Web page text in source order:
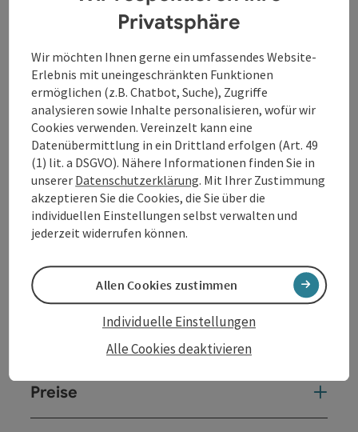
Martin Plattner ist ein vielfach ausgezeichneter
Dramatiker. Nach
rand:ständig und
Sediertenist Schichtwechseldas dritte Stück, das am
Landestheater Linz uraufgeführt wird. Mit viel
Sensibilität und in meisterhafter Sprache widmet sich
der Autor dem Thema Pflege. Ihm ist ein ebenso
abgründiges wie grotesk‑komisches Stück gelungen.
Kontakt
Veranstaltungstermin/e
Veranstaltungsort
Anreise/Lage
Preise
Privatsphäre
Wir möchten Ihnen gerne ein umfassendes Website-
Erlebnis mit uneingeschränkten Funktionen
ermöglichen (z.B. Chatbot, Suche), Zugriffe
analysieren sowie Inhalte personalisieren, wofür wir
Cookies verwenden. Vereinzelt kann eine
Datenübermittlung in ein Drittland erfolgen (Art. 49
(1) lit. a DSGVO). Nähere Informationen finden Sie in
unserer Datenschutzerklärung. Mit Ihrer Zustimmung
akzeptieren Sie die Cookies, die Sie über die
individuellen Einstellungen selbst verwalten und
jederzeit widerrufen können.
Alle Cookies deaktivieren
Individuelle Einstellungen
Allen Cookies zustimmen